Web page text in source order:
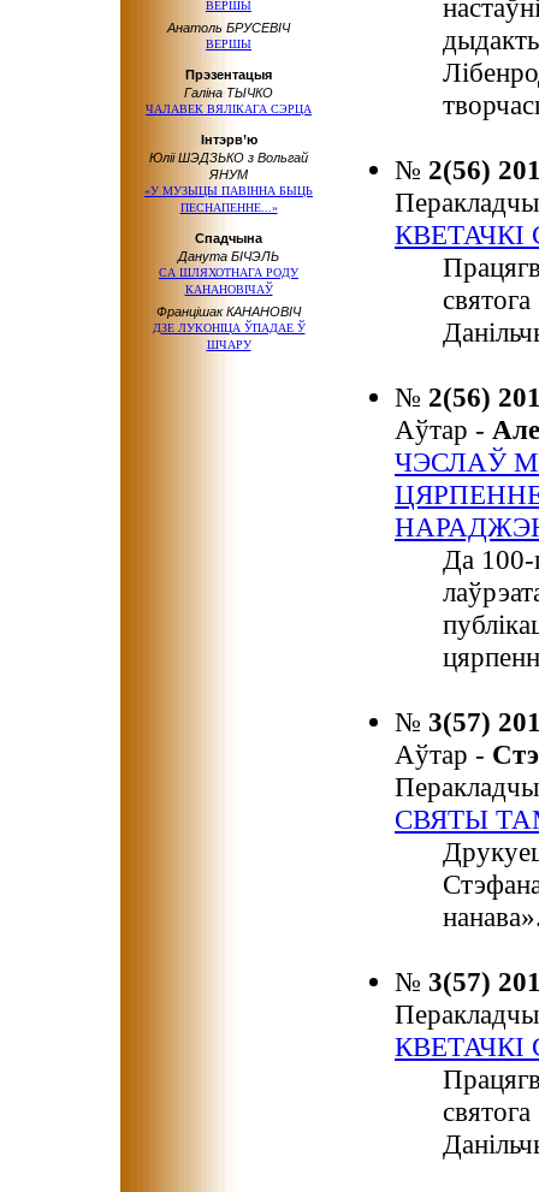
ВЕРШЫ
Анатоль БРУСЕВІЧ
ВЕРШЫ
Прэзентацыя
Галіна ТЫЧКО
ЧАЛАВЕК ВЯЛІКАГА СЭРЦА
Інтэрв’ю
Юліі ШЭДЗЬКО з Вольгай
ЯНУМ
«У МУЗЫЦЫ ПАВІННА БЫЦЬ
ПЕСНАПЕННЕ...»
Спадчына
Данута БІЧЭЛЬ
СА ШЛЯХОТНАГА РОДУ
КАНАНОВІЧАЎ
Францішак КАНАНОВІЧ
ДЗЕ ЛУКОНІЦА ЎПАДАЕ Ў
ШЧАРУ
№ 2(56)
№ 2(56)
Аўтар -
ЧЭСЛАЎ
Да 100-
№ 3(57)
Аўтар -
СВЯТЫ
№ 3(57)